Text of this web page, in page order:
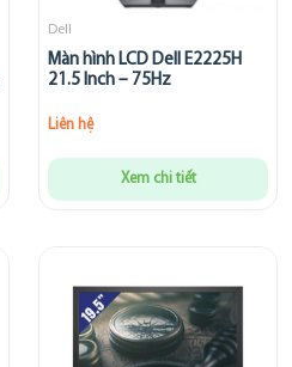
Dell
Màn hình LCD Dell E2225H
21.5 Inch – 75Hz
Liên hệ
Xem chi tiết